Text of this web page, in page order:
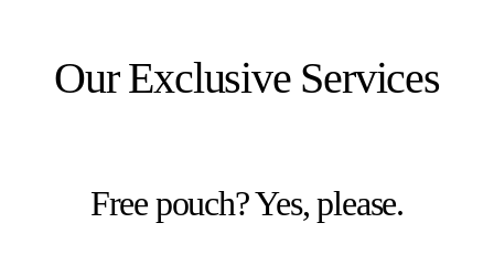
Our Exclusive Services
Free pouch? Yes, please.